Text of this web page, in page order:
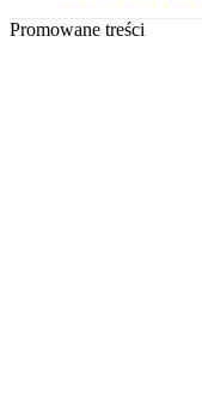
Promowane treści